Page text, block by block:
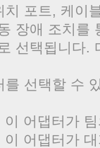
치 포트, 케이
장애 조치를
선택됩니다.
선택할 수
어댑터가
어댑터가